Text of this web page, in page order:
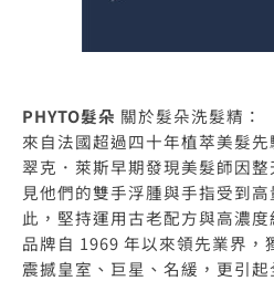
PHYTO髮朵 關於髮朵洗髮精：
來自法國超過四十年植萃美髮
翠克．萊斯早期發現美髮師因
見他們的雙手浮腫與手指受到
此，堅持運用古老配方與高濃
品牌自 1969 年以來領先業界，
震撼皇室、巨星、名緩，更引起